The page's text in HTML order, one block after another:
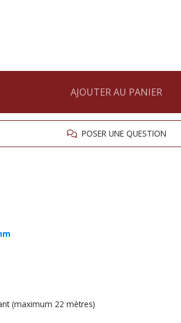
AJOUTER AU PANIER
POSER UNE QUESTION
(maximum 22 mètres)